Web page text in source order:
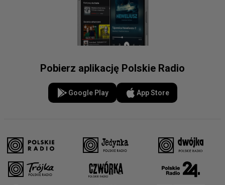
Pobierz aplikację Polskie Radio
Google Play App Store